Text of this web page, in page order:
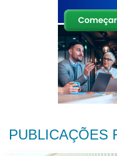
PUBLICAÇÕES